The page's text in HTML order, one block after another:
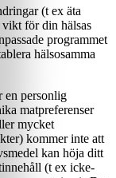
(t ex äta
vikt för din hälsas
programmet
hälsosamma
en personlig
matpreferenser
mycket
kommer inte att
kan höja ditt
(t ex icke-